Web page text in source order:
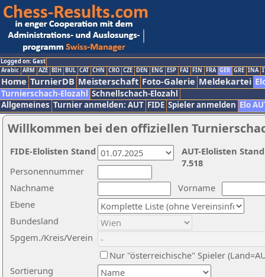
Logged on: Gast
Arabic ARM AZE BIH BUL CAT CHN CRO CZE DEN ENG ESP FAI FIN FRA GER GRE INA
Home TurnierDB Meisterschaft Foto-Galerie Meldekartei
Turnierschach-Elozahl Schnellschach-Elozahl
Allgemeines Turnier anmelden: AUT FIDE Spieler anmelden Elo
Willkommen bei den offiziellen
Nachname
Vorname
Ebene
Sortierung
Personennummer
Bundesland
Spgem./Kreis/Verein
Nur "österreichische" Spieler
AUT-Elolisten
7.518
FIDE-Elolisten Stand